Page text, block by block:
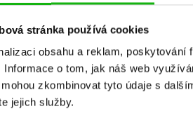
stránka používá cookies
obsahu a reklam,
Informace o tom, jak náš web
zkombinovat tyto údaje s
jejich služby.
Vaše
Uživatelskou